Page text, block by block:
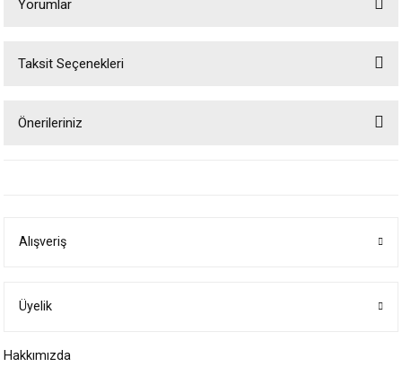
Yorumlar
Taksit Seçenekleri
Önerileriniz
Ürün bilgilerinde hatalar bulunuyor.
Bu ürüne benzer farklı alternatifler olmalı.
Alışveriş
Üyelik
Hakkımızda